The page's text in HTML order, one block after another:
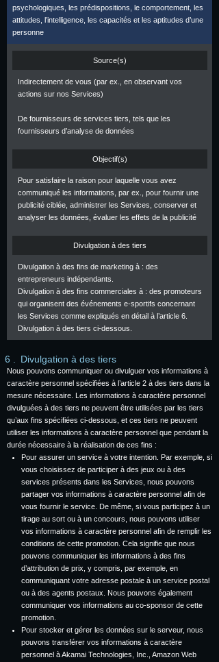
psychologiques, les prédispositions, le comportement, les
attitudes, l’intelligence, les capacités et les aptitudes d’une
personne
Source(s)
Indirectement de vous (par ex., en observant vos
actions sur nos Services)
De fournisseurs de services tiers, tels que les
fournisseurs d’analyse de données
Objectif(s)
Pour satisfaire la raison pour laquelle vous avez
communiqué les informations, par ex., pour fournir une
publicité ciblée, administrer les Services, conserver et
analyser les données, évaluer les effets de la publicité
Divulgation à des tiers
Divulgation à des fins de marketing à : des
entrepreneurs indépendants.
Divulgation à des fins commerciales à : des promoteurs
qui organisent des événements e-sportifs concernant
les Services comme expliqués en détail à l’article 6.
Divulgation à des tiers ci-dessous.
Divulgation à des tiers
Nous pouvons communiquer ou divulguer vos informations à
caractère personnel spécifiées à l’article 2 à des tiers dans la
mesure nécessaire. Les informations à caractère personnel
divulguées à des tiers ne peuvent être utilisées par les tiers
qu’aux fins spécifiées ci-dessous, et ces tiers ne peuvent
utiliser les informations à caractère personnel que pendant la
durée nécessaire à la réalisation de ces fins :
Pour assurer un service à votre intention. Par exemple, si
vous choisissez de participer à des jeux ou à des
services présents dans les Services, nous pouvons
partager vos informations à caractère personnel afin de
vous fournir le service. De même, si vous participez à un
tirage au sort ou à un concours, nous pouvons utiliser
vos informations à caractère personnel afin de remplir les
conditions de cette promotion. Cela signifie que nous
pouvons communiquer les informations à des fins
d’attribution de prix, y compris, par exemple, en
communiquant votre adresse postale à un service postal
ou à des agents postaux. Nous pouvons également
communiquer vos informations au co-sponsor de cette
promotion.
Pour stocker et gérer les données sur le serveur, nous
pouvons transférer vos informations à caractère
personnel à Akamai Technologies, Inc., Amazon Web